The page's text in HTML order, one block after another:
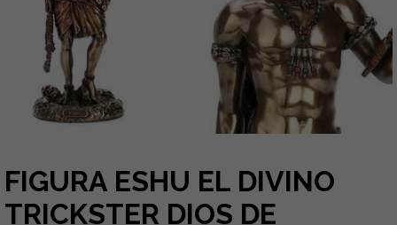
FIGURA ESHU EL DIVINO
TRICKSTER DIOS DE